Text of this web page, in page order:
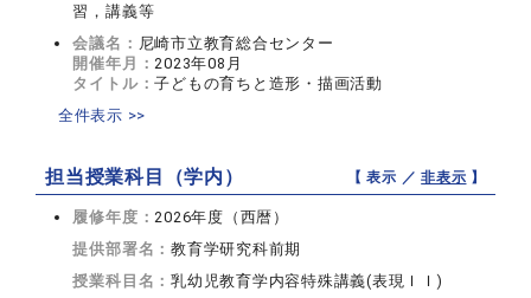
習，講義等
会議名： 尼崎市立教育総合センター
開催年月： 2023年08月
タイトル：子どもの育ちと造形・描画活動
全件表示 >>
担当授業科目（学内） 【 表示 ／非表示 】
履修年度： 2026年度（西暦）
提供部署名：教育学研究科前期
授業科目名：乳幼児教育学内容特殊講義(表現ＩＩ)